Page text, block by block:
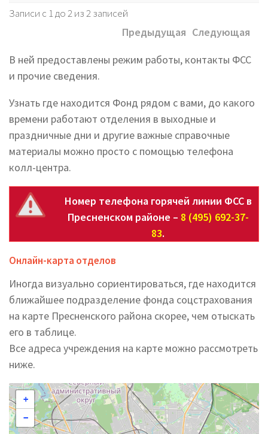
Записи с 1 до 2 из 2 записей
Предыдущая Следующая
В ней предоставлены режим работы, контакты ФСС
и прочие сведения.
Узнать где находится Фонд рядом с вами, до какого
времени работают отделения в выходные и
праздничные дни и другие важные справочные
материалы можно просто с помощью телефона
колл-центра.
Номер телефона горячей линии ФСС в
Пресненском районе – 8 (495) 692-37-
83.
Онлайн-карта отделов
Иногда визуально сориентироваться, где находится
ближайшее подразделение фонда соцстрахования
на карте Пресненского района скорее, чем отыскать
его в таблице.
Все адреса учреждения на карте можно рассмотреть
ниже.
+
−